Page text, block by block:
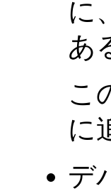
に
あ
こ
に
デ